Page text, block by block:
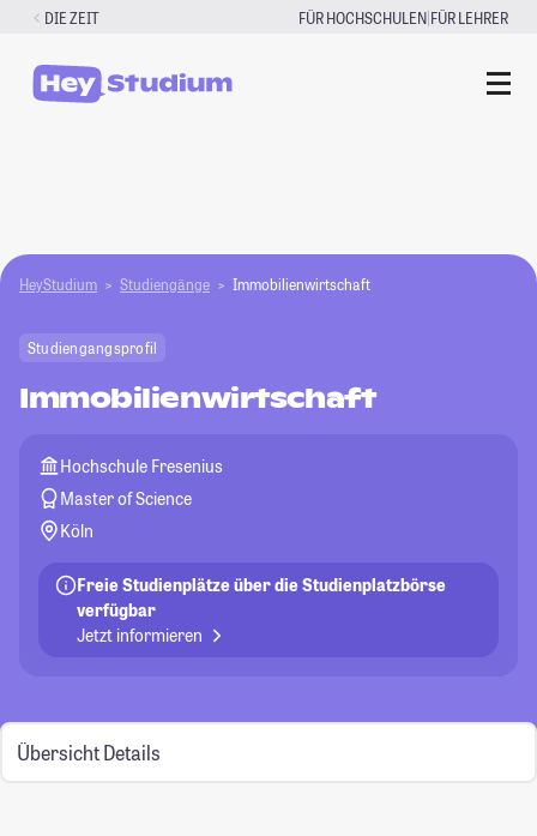
Zum
springen
DIE ZEIT FÜR HOCHSCHULEN|FÜR LEHRER
HeyStudium Studiengänge Immobilienwirtschaft
Studiengangsprofil
Immobilienwirtschaft
Hochschule Fresenius
Master of Science
Köln
Freie Studienplätze über die Studienplatzbörse
verfügbar
Jetzt informieren
Übersicht Details